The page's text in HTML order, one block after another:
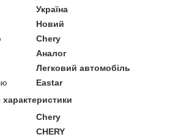
Україна
Новий
Chery
Аналог
Легковий автомобіль
Eastar
Chery
CHERY